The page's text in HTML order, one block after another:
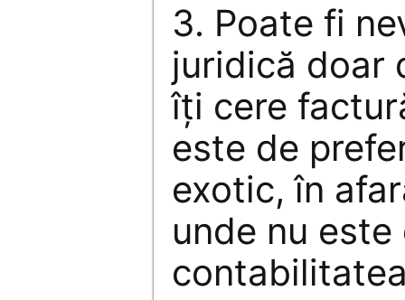
3. Poate fi
juridică doar
îţi cere
este de
exotic, în
unde nu